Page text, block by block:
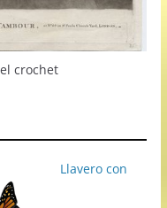
crochet
Llavero con